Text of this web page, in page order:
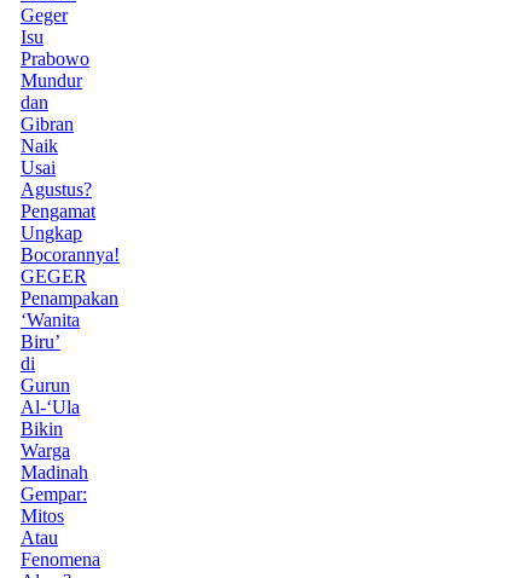
Geger
Isu
Prabowo
Mundur
dan
Gibran
Naik
Usai
Agustus?
Pengamat
Ungkap
Bocorannya!
GEGER
Penampakan
‘Wanita
Biru’
di
Gurun
Al-‘Ula
Bikin
Warga
Madinah
Gempar:
Mitos
Atau
Fenomena